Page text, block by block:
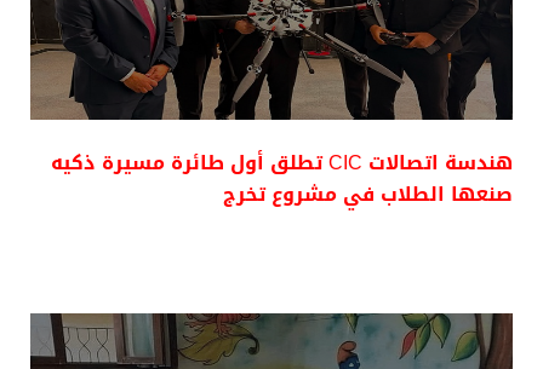
هندسة اتصالات CIC تطلق أول طائرة مسيرة ذكيه
صنعها الطلاب في مشروع تخرج